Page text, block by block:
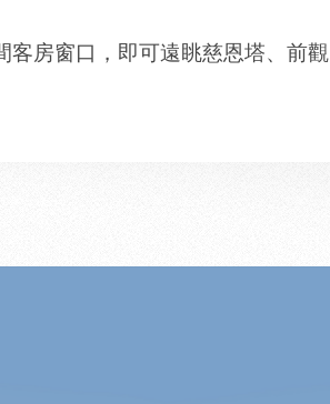
客房窗口，即可遠眺慈恩塔、前觀